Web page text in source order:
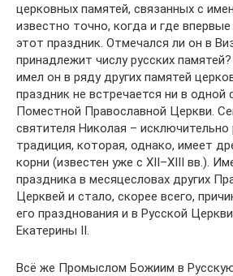
церковных памятей, связанных с
известно точно, когда и где
этот праздник. Отмечался ли он в
принадлежит числу русских
имел он в ряду других памятей
праздник не встречается ни в одной
Поместной Православной Церкви.
святителя Николая – исключительно
традиция, которая, однако, имеет
корни (известен уже с XII–XIII вв.).
праздника в месяцесловах других
Церквей и стало, скорее всего,
его празднования и в Русской
Екатерины II.
Всё же Промыслом Божиим в